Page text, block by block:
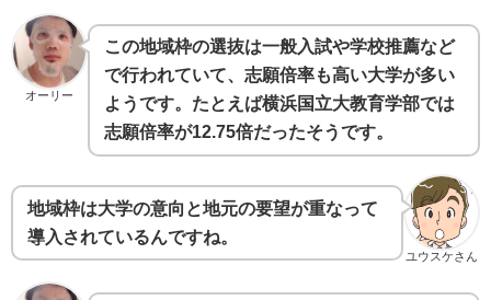
オーリー
この地域枠の選抜は一般入試や学校推薦など
で行われていて、志願倍率も高い大学が多い
ようです。たとえば横浜国立大教育学部では
志願倍率が12.75倍だったそうです。
ユウスケさん
地域枠は大学の意向と地元の要望が重なって
導入されているんですね。